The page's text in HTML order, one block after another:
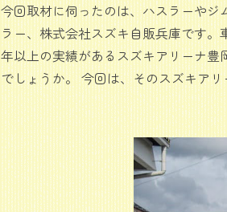
今回取材に伺ったのは、ハスラーや
ラー、株式会社スズキ自販兵庫です
年以上の実績があるスズキアリーナ
でしょうか。 今回は、そのスズキア